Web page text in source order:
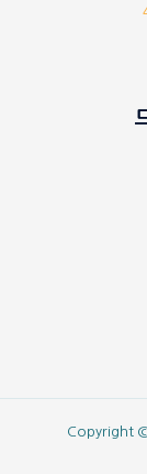
Copyright